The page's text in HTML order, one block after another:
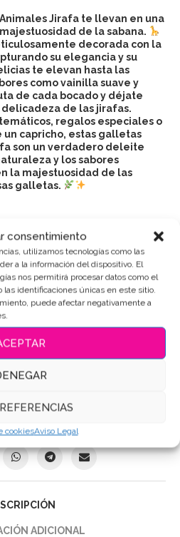
consentimiento
utilizamos tecnologías como las
a la información del dispositivo. El
nos permitirá procesar datos como el
las identificaciones únicas en este sitio.
puede afectar negativamente a
cookiesAviso Legal
Jirafa te llevan en una
de la sabana.
decorada con la
su elegancia y su
te elevan hasta las
como vainilla suave y
de cada bocado y déjate
de las jirafas.
regalos especiales o
capricho, estas galletas
son un verdadero deleite
y los sabores
la majestuosidad de las
galletas.
aquí.
AÑADIR AL CARRITO
, Galletas de mantequilla
ADICIONAL